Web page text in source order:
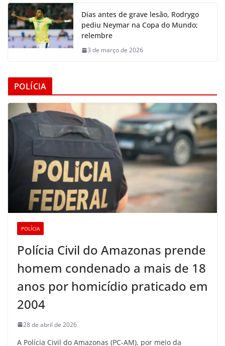
Dias antes de grave lesão, Rodrygo
pediu Neymar na Copa do Mundo;
relembre
3 de março de 2026
POLÍCIA
POLÍCIA
Polícia Civil do Amazonas prende
homem condenado a mais de 18
anos por homicídio praticado em
2004
28 de abril de 2026
A Polícia Civil do Amazonas (PC-AM), por meio da